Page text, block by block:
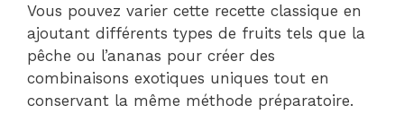
Vous pouvez varier cette recette classique en
ajoutant différents types de fruits tels que la
pêche ou l’ananas pour créer des
combinaisons exotiques uniques tout en
conservant la même méthode préparatoire.